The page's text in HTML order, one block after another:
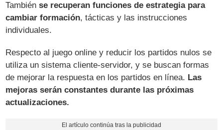
Tambiénse recuperan funciones de estrategia para
cambiar formación, tácticas y las instrucciones
individuales.
Respecto al juego online y reducir los partidos nulos se
utiliza un sistema cliente-servidor, y se buscan formas
de mejorar la respuesta en los partidos en línea. Las
mejoras serán constantes durante las próximas
actualizaciones.